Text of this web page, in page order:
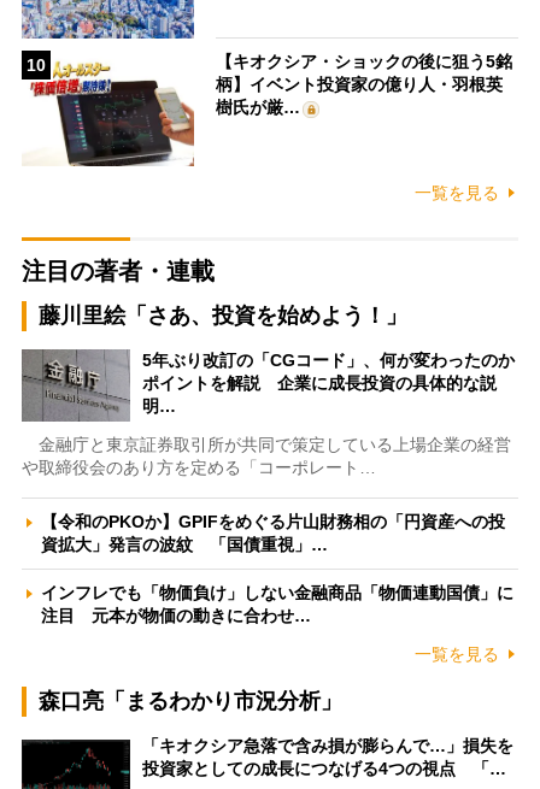
10
【キオクシア・ショックの後に狙う5銘
柄】イベント投資家の億り人・羽根英
樹氏が厳…
一覧を見る
注目の著者・連載
藤川里絵「さあ、投資を始めよう！」
5年ぶり改訂の「CGコード」、何が変わったのか
ポイントを解説 企業に成長投資の具体的な説
明…
金融庁と東京証券取引所が共同で策定している上場企業の経営
や取締役会のあり方を定める「コーポレート…
【令和のPKOか】GPIFをめぐる片山財務相の「円資産への投
資拡大」発言の波紋 「国債重視」…
インフレでも「物価負け」しない金融商品「物価連動国債」に
注目 元本が物価の動きに合わせ…
一覧を見る
森口亮「まるわかり市況分析」
「キオクシア急落で含み損が膨らんで…」損失を
投資家としての成長につなげる4つの視点 「…